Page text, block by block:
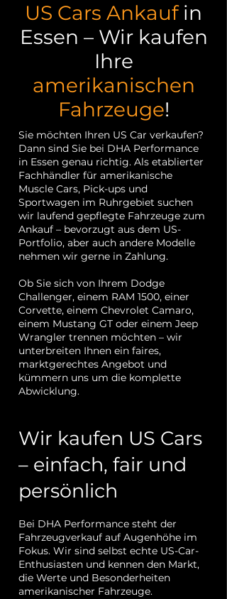
US Cars Ankauf in
Essen – Wir kaufen
Ihre
amerikanischen
Fahrzeuge!
Sie möchten Ihren US Car verkaufen?
Dann sind Sie bei DHA Performance
in Essen genau richtig. Als etablierter
Fachhändler für amerikanische
Muscle Cars, Pick-ups und
Sportwagen im Ruhrgebiet suchen
wir laufend gepflegte Fahrzeuge zum
Ankauf – bevorzugt aus dem US-
Portfolio, aber auch andere Modelle
nehmen wir gerne in Zahlung.
Ob Sie sich von Ihrem Dodge
Challenger, einem RAM 1500, einer
Corvette, einem Chevrolet Camaro,
einem Mustang GT oder einem Jeep
Wrangler trennen möchten – wir
unterbreiten Ihnen ein faires,
marktgerechtes Angebot und
kümmern uns um die komplette
Abwicklung.
Wir kaufen US Cars
– einfach, fair und
persönlich
Bei DHA Performance steht der
Fahrzeugverkauf auf Augenhöhe im
Fokus. Wir sind selbst echte US-Car-
Enthusiasten und kennen den Markt,
die Werte und Besonderheiten
amerikanischer Fahrzeuge.